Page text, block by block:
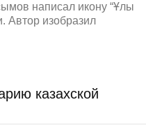
написал икону “Ұлы
Автор изобразил
казахской